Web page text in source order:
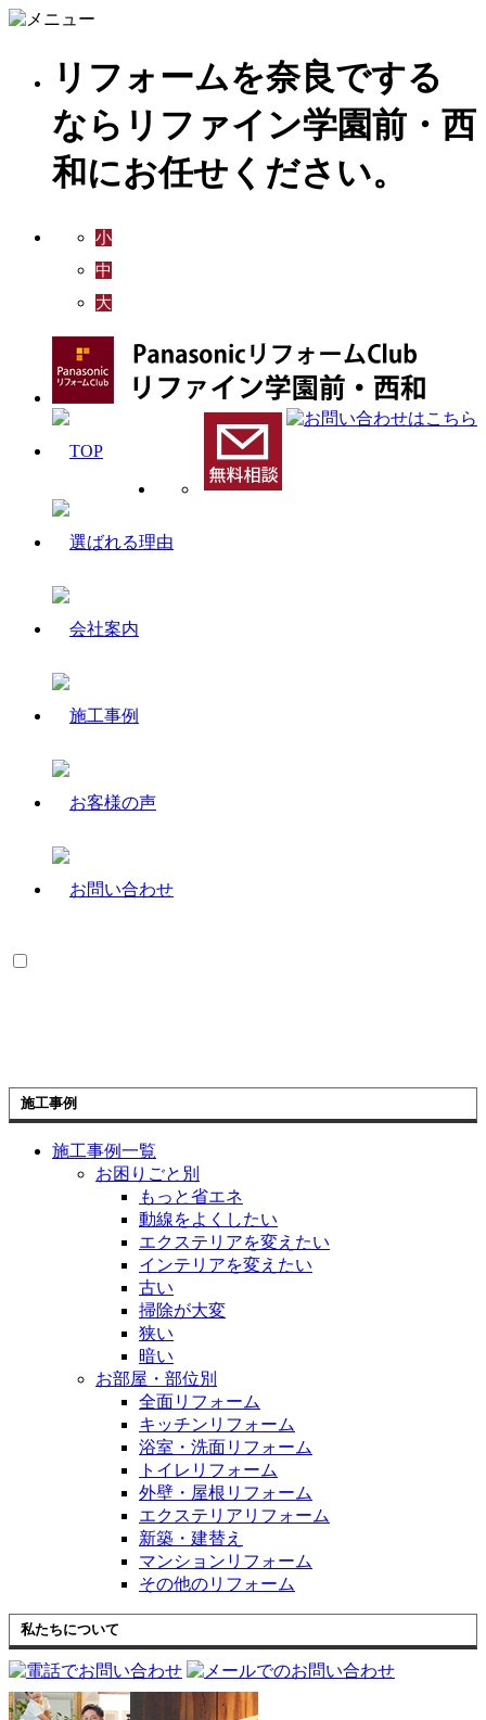
リフォームを奈良でする
ならリファイン学園前・西
和にお任せください。
小
中
大
施工事例
施工事例一覧
お困りごと別
もっと省エネ
動線をよくしたい
エクステリアを変えたい
インテリアを変えたい
古い
掃除が大変
狭い
暗い
お部屋・部位別
全面リフォーム
キッチンリフォーム
浴室・洗面リフォーム
トイレリフォーム
外壁・屋根リフォーム
エクステリアリフォーム
新築・建替え
マンションリフォーム
その他のリフォーム
私たちについて